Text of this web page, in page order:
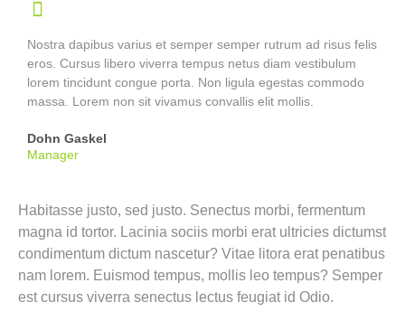
Nostra dapibus varius et semper semper rutrum ad risus felis
eros. Cursus libero viverra tempus netus diam vestibulum
lorem tincidunt congue porta. Non ligula egestas commodo
massa. Lorem non sit vivamus convallis elit mollis.
Dohn Gaskel
Manager
Habitasse justo, sed justo. Senectus morbi, fermentum
magna id tortor. Lacinia sociis morbi erat ultricies dictumst
condimentum dictum nascetur? Vitae litora erat penatibus
nam lorem. Euismod tempus, mollis leo tempus? Semper
est cursus viverra senectus lectus feugiat id Odio.